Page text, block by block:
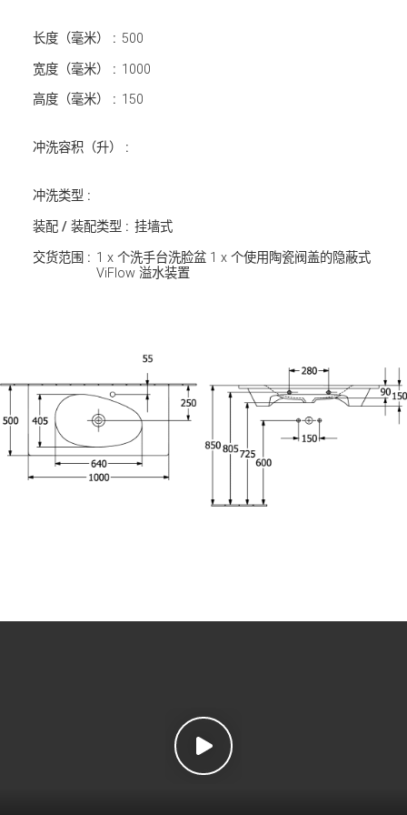
长度（毫米） : 500
宽度（毫米） : 1000
高度（毫米） : 150
冲洗容积（升） :
冲洗类型 :
装配 / 装配类型 : 挂墙式
交货范围 : 1 x 个洗手台洗脸盆 1 x 个使用陶瓷阀盖的隐蔽式
ViFlow 溢水装置